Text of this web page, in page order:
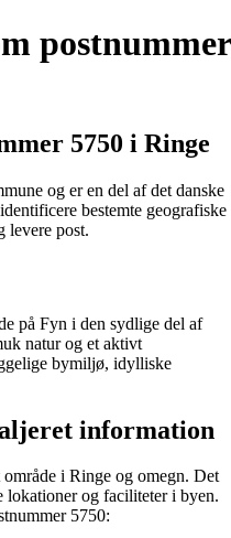
postnummer
5750 i Ringe
og er en del af det danske
bestemte geografiske
levere post.
på Fyn i den sydlige del af
natur og et aktivt
bymiljø, idylliske
information
i Ringe og omegn. Det
lokationer og faciliteter i byen.
5750: